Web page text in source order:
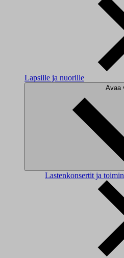
Lapsille ja nuorille
Avaa
Lastenkonsertit ja